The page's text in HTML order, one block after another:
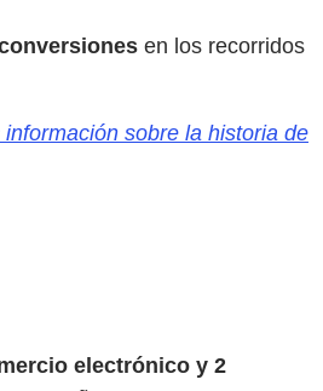
en los recorridos
sobre la historia de
electrónico y 2